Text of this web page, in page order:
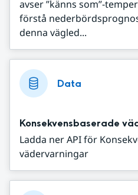
avser ”känns som”-
förstå
denna vägled...
Data
Konsekvensbaserade
Ladda ner API för
vädervarningar